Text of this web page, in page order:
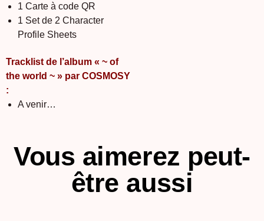
1 Carte à code QR
1 Set de 2 Character
Profile Sheets
Tracklist de l’album « ~ of
the world ~ » par COSMOSY
:
A venir…
Vous aimerez peut-
être aussi